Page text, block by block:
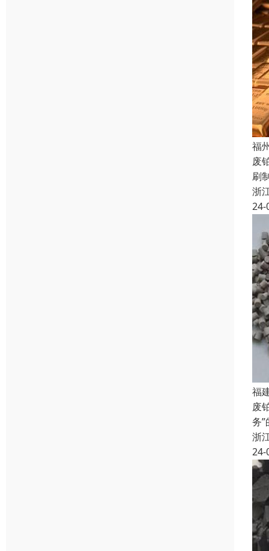
福
废
刷
浙
24-
福
废
务
浙
24-